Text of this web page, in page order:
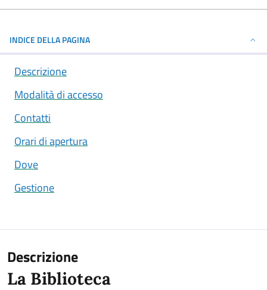
INDICE DELLA PAGINA
Descrizione
Modalità di accesso
Contatti
Orari di apertura
Dove
Gestione
Descrizione
Descrizione estesa
La Biblioteca